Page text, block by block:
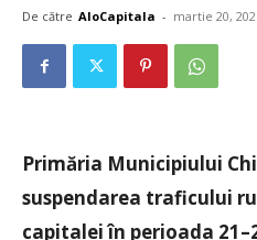
De către AloCapitala - martie 20,
Primăria Municipiului
suspendarea traficului
capitalei în perioada